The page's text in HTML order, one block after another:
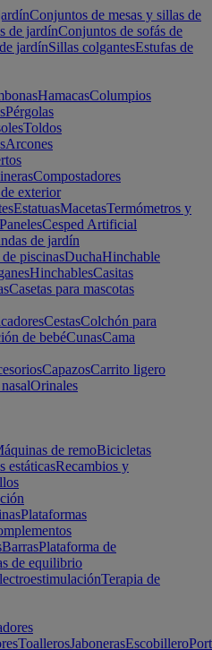
Conjuntos de mesas y sillas de
de jardínConjuntos de sofás de
jardínSillas colgantesEstufas de
HamacasColumpios
Pérgolas
Toldos
Arcones
Compostadores
exterior
EstatuasMacetasTermómetros y
PanelesCesped Artificial
de jardín
piscinasDuchaHinchable
HinchablesCasitas
Casetas para mascotas
CestasColchón para
de bebéCunasCama
CapazosCarrito ligero
Orinales
de remoBicicletas
estáticasRecambios y
Plataformas
BarrasPlataforma de
de equilibrio
Terapia de
ToallerosJabonerasEscobillero